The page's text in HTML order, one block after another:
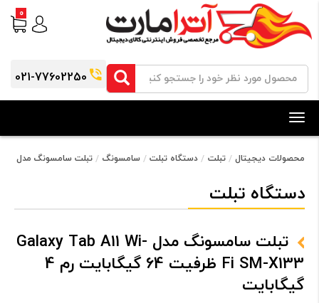
021-77602250
0
Toggle
navigation
محصولات دیجیتال تبلت دستگاه تبلت سامسونگ تبلت سامسونگ مدل Galaxy Tab A11 Wi-Fi SM-X133 ظرفیت 64 گیگابایت رم 4 گیگابایت
دستگاه تبلت
تبلت سامسونگ مدل Galaxy Tab A11 Wi-
Fi SM-X133 ظرفیت 64 گیگابایت رم 4
گیگابایت